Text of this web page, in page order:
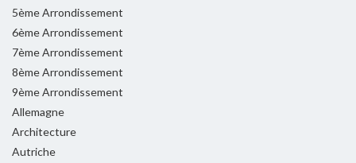
5ème Arrondissement
6ème Arrondissement
7ème Arrondissement
8ème Arrondissement
9ème Arrondissement
Allemagne
Architecture
Autriche